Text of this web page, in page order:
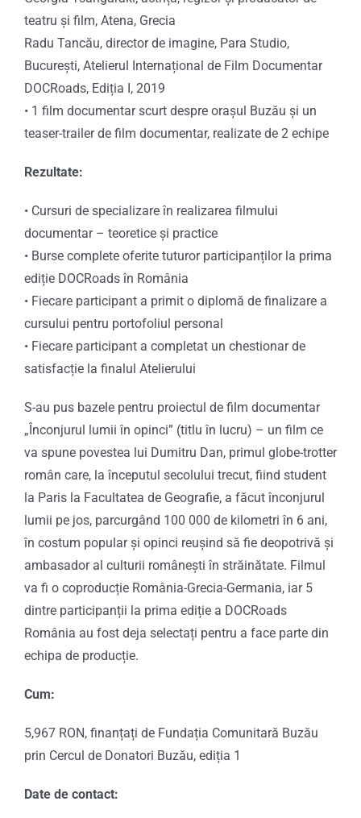
teatru și film, Atena, Grecia
Radu Tancău, director de imagine, Para Studio,
București, Atelierul Internațional de Film Documentar
DOCRoads, Ediția I, 2019
•1 film documentar scurt despre orașul Buzău și un
teaser-trailer de film documentar, realizate de 2 echipe
Rezultate:
• Cursuri de specializare în realizarea filmului
documentar – teoretice și practice
•Burse complete oferite tuturor participanților la prima
ediție DOCRoads în România
• Fiecare participant a primit o diplomă de finalizare a
cursului pentru portofoliul personal
•Fiecare participant a completat un chestionar de
satisfacție la finalul Atelierului
S-au pus bazele pentru proiectul de film documentar
„Înconjurul lumii în opinci” (titlu în lucru) – un film ce
va spune povestea lui Dumitru Dan, primul globe-trotter
român care, la începutul secolului trecut, fiind student
la Paris la Facultatea de Geografie, a făcut înconjurul
lumii pe jos, parcurgând 100 000 de kilometri în 6 ani,
în costum popular și opinci reușind să fie deopotrivă și
ambasador al culturii românești în străinătate. Filmul
va fi o coproducție România-Grecia-Germania, iar 5
dintre participanții la prima ediție a DOCRoads
România au fost deja selectați pentru a face parte din
echipa de producție.
Cum:
5,967 RON, finanțați de Fundația Comunitară Buzău
prin Cercul de Donatori Buzău, ediția 1
Date de contact: